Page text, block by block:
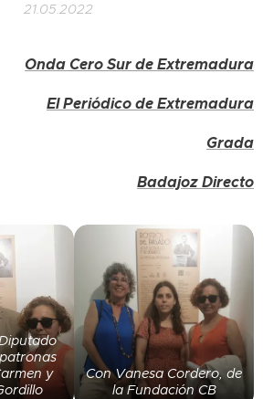
21.05.2022
Onda Cero Sur de Extremadura
El Periódico de Extremadura
Grada
Badajoz Directo
y
Con Vanesa Cordero, de
la Fundación CB